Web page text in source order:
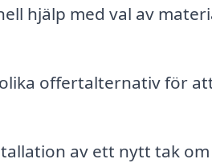
hjälp med val av
offertalternativ för
av ett nytt tak